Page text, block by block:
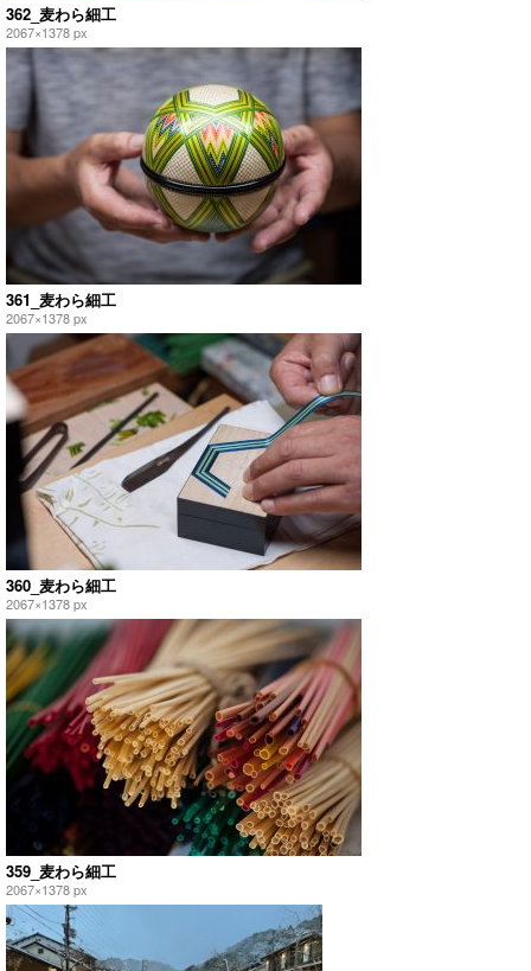
362_麦わら細工
2067×1378 px
361_麦わら細工
2067×1378 px
360_麦わら細工
2067×1378 px
359_麦わら細工
2067×1378 px